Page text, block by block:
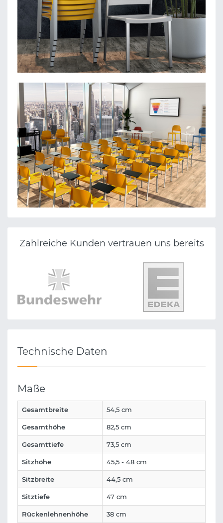
Zahlreiche Kunden vertrauen uns bereits
Technische Daten
Maße
Gesamtbreite 54,5 cm
Gesamthöhe 82,5 cm
Gesamttiefe 73,5 cm
Sitzhöhe 45,5 - 48 cm
Sitzbreite 44,5 cm
Sitztiefe 47 cm
Rückenlehnenhöhe 38 cm